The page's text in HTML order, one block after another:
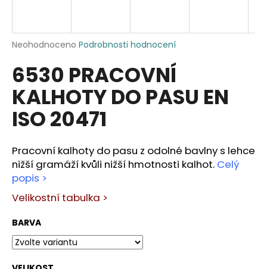
Průměrné
produktu
je
0,0
5
hvězdiček.
Neohodnoceno Podrobnosti hodnocení
6530 PRACOVNÍ
KALHOTY DO PASU EN
ISO 20471
Pracovní kalhoty do pasu z odolné bavlny s lehce
nižší gramáží kvůli nižší hmotnosti kalhot. Celý
popis >
Velikostní tabulka >
BARVA
j
í
?
o
p
o
r